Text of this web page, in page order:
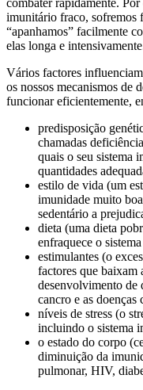
combater rapidamente.
imunitário fraco, sofremos
“apanhamos” facilmente
elas longa e
Vários factores
os nossos mecanismos de
funcionar eficientemente,
predisposição
chamadas
quais o seu sistema
quantidades
estilo de vida (um
imunidade muito
sedentário a
dieta (uma dieta
enfraquece o
estimulantes (o
factores que baixam
desenvolvimento de
cancro e as doenças
níveis de stress (o
incluindo o sistema
o estado do corpo
diminuição da
pulmonar, HIV,